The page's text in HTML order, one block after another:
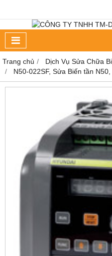
Trang chủ
Dịch Vụ Sửa Chữa
N50-022SF, Sửa Biến tần